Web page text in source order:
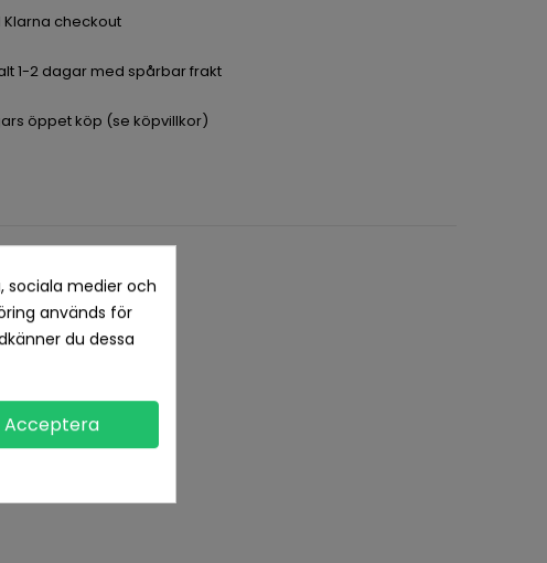
checkout
1-2 dagar med spårbar frakt
öppet köp (se köpvillkor)
sociala medier och
används för
du dessa
Acceptera